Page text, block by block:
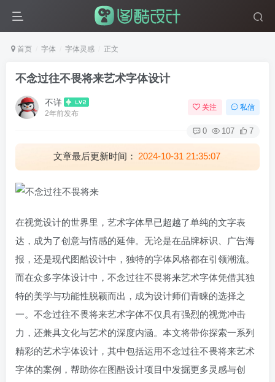
首页 字体 字体灵感 正文
不念过往不畏将来艺术字体设计
不详
2年前发布
关注 私信
0 107 7
文章最后更新时间： 2024-10-31 21:35:07
在视觉设计的世界里，艺术字体早已超越了单纯的文字表
达，成为了创意与情感的延伸。无论是在品牌标识、广告海
报，还是现代图酷设计中，独特的字体风格都在引领潮流。
而在众多字体设计中，不念过往不畏将来艺术字体凭借其独
特的美学与功能性脱颖而出，成为设计师们青睐的选择之
一。不念过往不畏将来艺术字体不仅具有强烈的视觉冲击
力，还兼具文化与艺术的深度内涵。本文将带你探索一系列
精彩的艺术字体设计，其中包括运用不念过往不畏将来艺术
字体的案例，帮助你在图酷设计项目中发掘更多灵感与创